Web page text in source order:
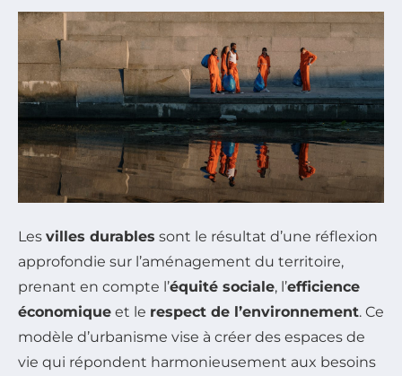
Les villes durables sont le résultat d’une réflexion
approfondie sur l’aménagement du territoire,
prenant en compte l’équité sociale, l’efficience
économique et le respect de l’environnement. Ce
modèle d’urbanisme vise à créer des espaces de
vie qui répondent harmonieusement aux besoins